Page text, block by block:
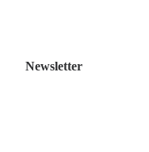
Newsletter